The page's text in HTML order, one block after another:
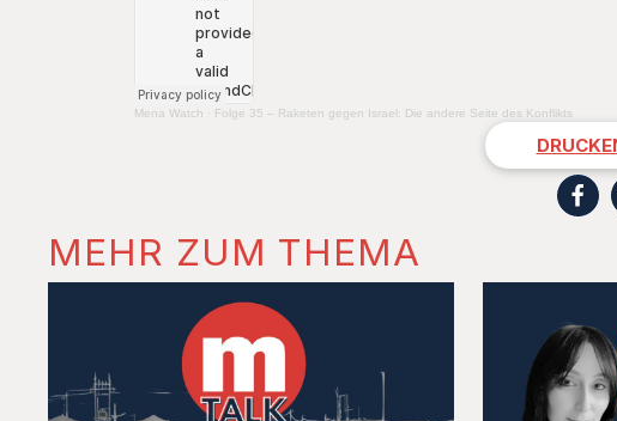
Mena Watch · Folge 35 – Raketen gegen Israel: Die andere Seite des Konflikts
MEHR ZUM THEMA